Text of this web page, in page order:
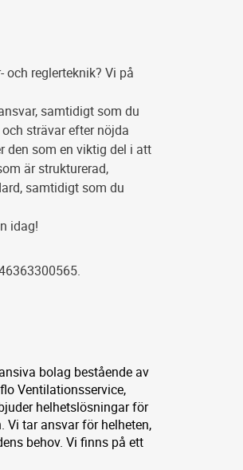
och reglerteknik? Vi på
samtidigt som du
strävar efter nöjda
den som en viktig del i att
är strukturerad,
samtidigt som du
idag!
bolag bestående av
Ventilationsservice,
helhetslösningar för
Vi tar ansvar för helheten,
behov. Vi finns på ett